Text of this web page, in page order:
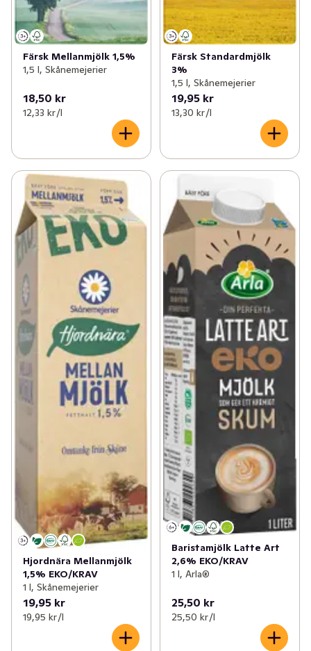
Färsk Mellanmjölk 1,5%
1,5 l, Skånemejerier
18,50 kr
12,33 kr /l
Färsk Standardmjölk
3%
1,5 l, Skånemejerier
19,95 kr
13,30 kr /l
Hjordnära Mellanmjölk
1,5% EKO/KRAV
1 l, Skånemejerier
19,95 kr
19,95 kr /l
Baristamjölk Latte Art
2,6% EKO/KRAV
1 l, Arla®
25,50 kr
25,50 kr /l